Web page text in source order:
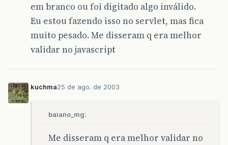
em branco ou foi digitado algo inválido.
Eu estou fazendo isso no servlet, mas fica
muito pesado. Me disseram q era melhor
validar no javascript
kuchma25 de ago. de 2003
baiano_mg:
Me disseram q era melhor validar no